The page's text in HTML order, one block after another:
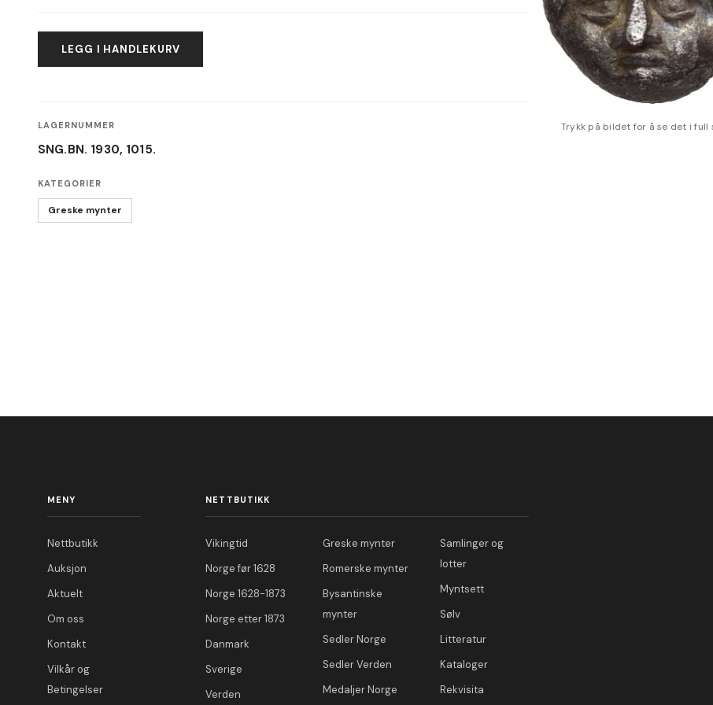
LEGG I HANDLEKURV
LAGERNUMMER
SNG.BN. 1930, 1015.
KATEGORIER
Greske mynter
MENY
Nettbutikk
Auksjon
Aktuelt
Om oss
Kontakt
Vilkår og
Betingelser
NETTBUTIKK
Vikingtid
Norge før 1628
Norge 1628-1873
Norge etter 1873
Danmark
Sverige
Verden
Greske mynter
Romerske mynter
Bysantinske
mynter
Sedler Norge
Sedler Verden
Medaljer Norge
Samlinger og
lotter
Myntsett
Sølv
Litteratur
Kataloger
Rekvisita